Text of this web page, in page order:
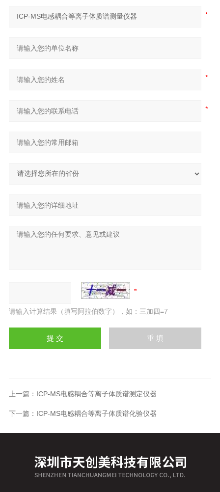
请输入计算结果（填写阿拉伯数字），如：三加四=7
上一篇： ICP-MS电感耦合等离子体质谱测定仪器
下一篇： ICP-MS电感耦合等离子体质谱化验仪器